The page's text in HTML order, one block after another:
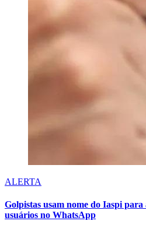
ALERTA
Golpistas usam nome do Iaspi
usuários no WhatsApp